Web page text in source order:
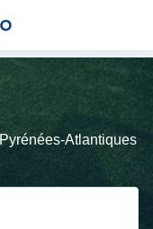
Pyrénées-Atlantiques